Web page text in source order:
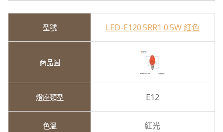
LED-E120.5RR1 0.5W 紅色
E12
紅光